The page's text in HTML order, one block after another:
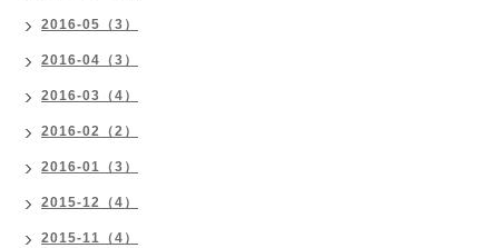
2016-05（3）
2016-04（3）
2016-03（4）
2016-02（2）
2016-01（3）
2015-12（4）
2015-11（4）